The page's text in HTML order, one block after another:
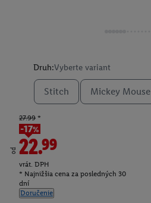
Druh:Vyberte variant
Stitch Mickey Mouse
od
27.99 *
-17%
22.99
vrát. DPH
* Najnižšia cena za posledných 30
dní
Doručenie